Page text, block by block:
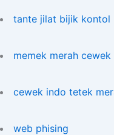
tante jilat bijik kontol
memek merah cewek
cewek indo tetek
web phising